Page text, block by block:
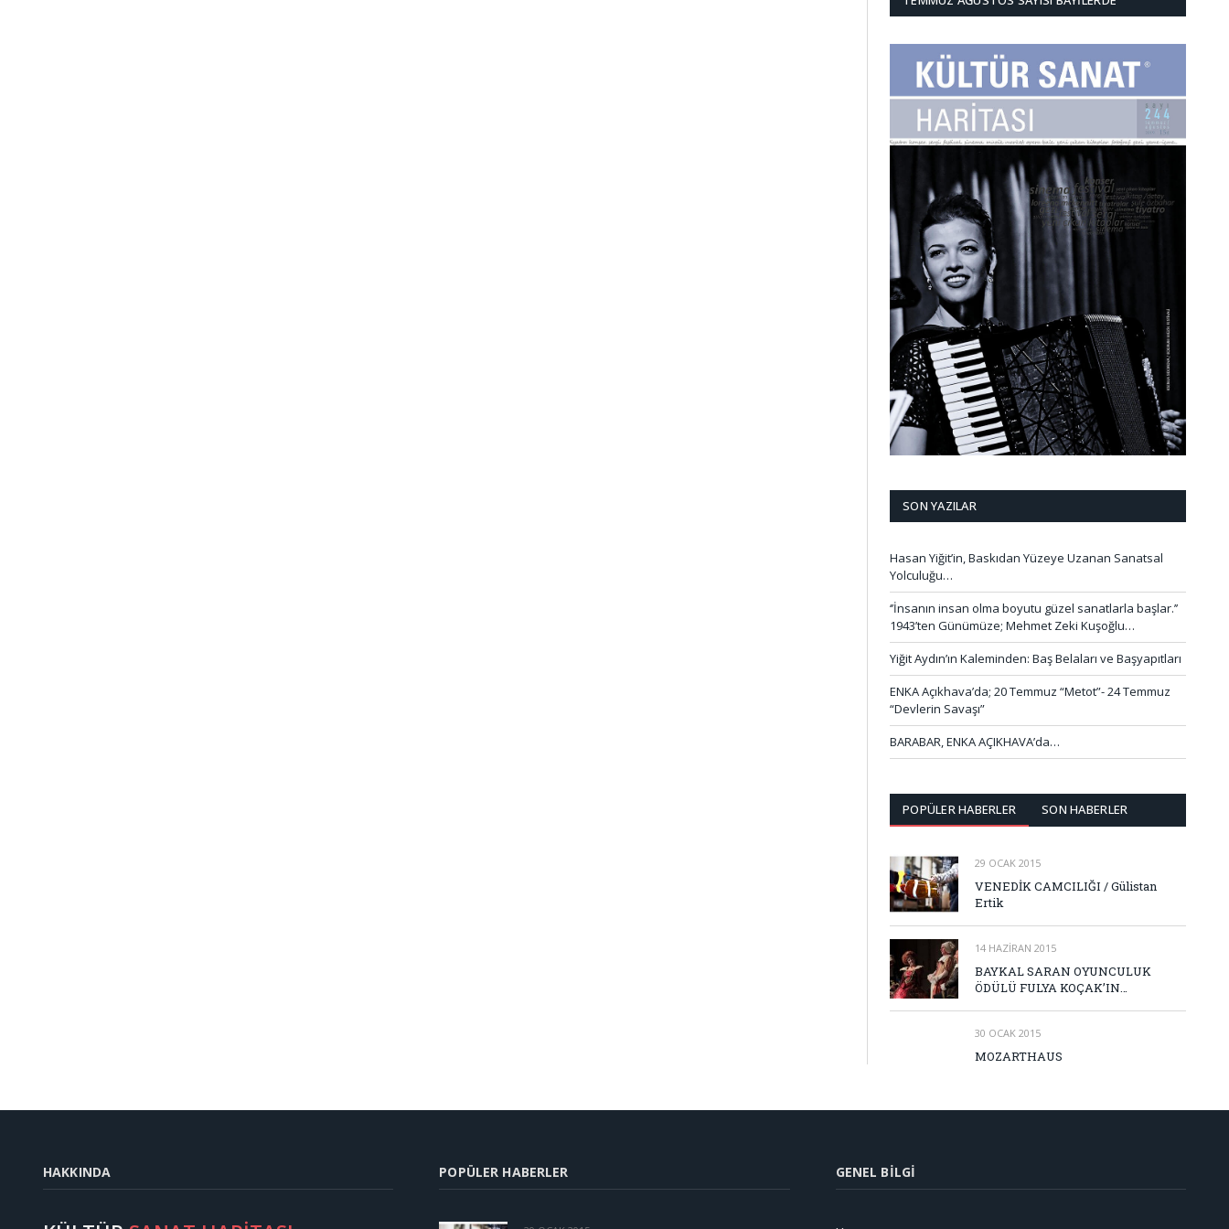
SON YAZILAR
Hasan Yiğit’in, Baskıdan Yüzeye Uzanan Sanatsal
Yolculuğu…
‘’İnsanın insan olma boyutu güzel sanatlarla başlar.’’
1943’ten Günümüze; Mehmet Zeki Kuşoğlu…
Yiğit Aydın’ın Kaleminden: Baş Belaları ve Başyapıtları
ENKA Açıkhava’da; 20 Temmuz “Metot”- 24 Temmuz
“Devlerin Savaşı”
BARABAR, ENKA AÇIKHAVA’da…
POPÜLER HABERLER SON HABERLER
29 OCAK 2015
VENEDİK CAMCILIĞI / Gülistan
Ertik
14 HAZIRAN 2015
BAYKAL SARAN OYUNCULUK
ÖDÜLÜ FULYA KOÇAK’IN…
30 OCAK 2015
MOZARTHAUS
HAKKINDA POPÜLER HABERLER GENEL BILGI